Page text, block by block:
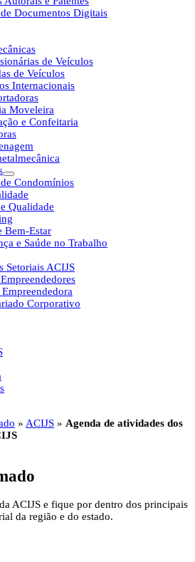
Documentos Digitais
de Veículos
de Veículos
Internacionais
Moveleira
e Confeitaria
Condomínios
Qualidade
Bem-Estar
e Saúde no Trabalho
Setoriais ACIJS
Corporativo
» ACIJS » Agenda de atividades dos
ACIJS e fique por dentro dos principais
da região e do estado.